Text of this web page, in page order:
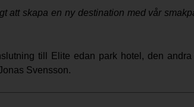
att skapa en ny destination med vår
till Elite edan park hotel, den
Svensson.